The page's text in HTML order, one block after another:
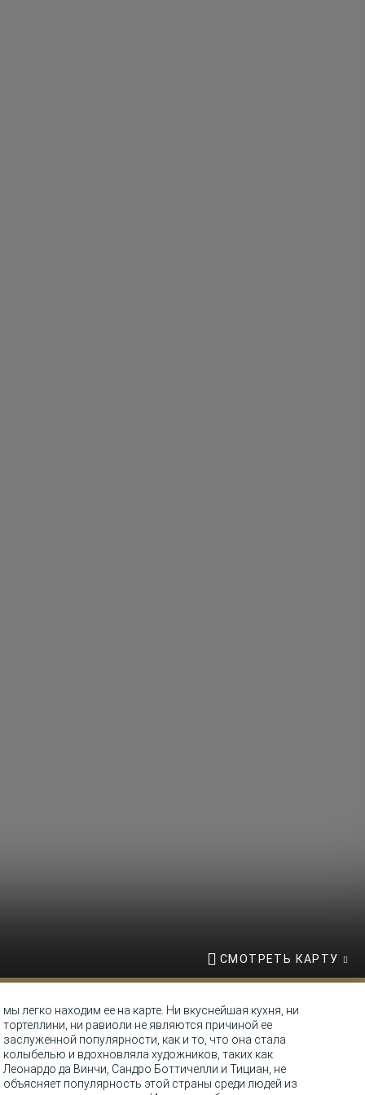
СМОТРЕТЬ КАРТУ
мы легко находим ее на карте. Ни вкуснейшая кухня, ни
тортеллини, ни равиоли не являются причиной ее
заслуженной популярности, как и то, что она стала
колыбелью и вдохновляла художников, таких как
Леонардо да Винчи, Сандро Боттичелли и Тициан, не
объясняет популярность этой страны среди людей из